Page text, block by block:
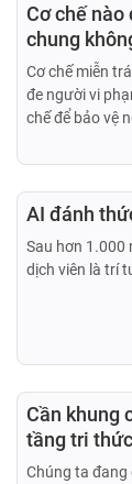
Cơ chế
chung
Cơ chế miễn
đe người vi
chế để bảo vệ
AI đánh
Sau hơn 1.000
dịch viên là trí
Cần khung
tầng tri
Chúng ta